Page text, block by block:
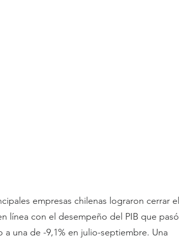
empresas chilenas lograron cerrar el
línea con el desempeño del PIB que pasó
una de -9,1% en julio-septiembre. Una